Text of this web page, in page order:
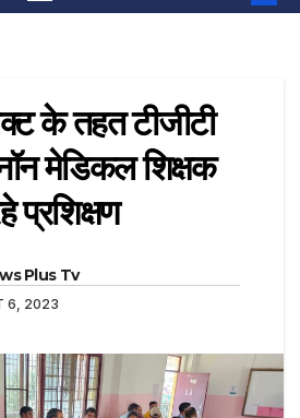
के तहत टीजीटी
मेडिकल शिक्षक
प्रशिक्षण
Plus Tv
6, 2023